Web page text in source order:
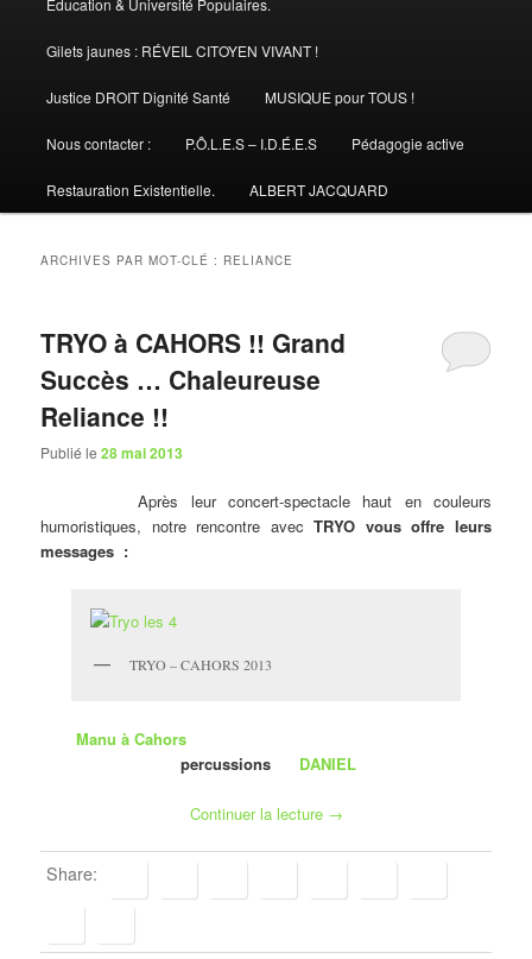
Gilets jaunes : RÉVEIL CITOYEN VIVANT !
Justice DROIT Dignité Santé MUSIQUE pour TOUS !
Nous contacter : P.Ô.L.E.S – I.D.É.E.S Pédagogie active
Restauration Existentielle. ALBERT JACQUARD
ARCHIVES PAR MOT-CLÉ : RELIANCE
TRYO à CAHORS !! Grand
Succès … Chaleureuse
Reliance !!
Publié le28 mai 2013
Après leur concert-spectacle haut en couleurs
humoristiques, notre rencontre avecTRYO vous offre leurs
messages :
TRYO – CAHORS 2013
Manu à Cahors
percussions DANIEL
Continuer la lecture →
Share: